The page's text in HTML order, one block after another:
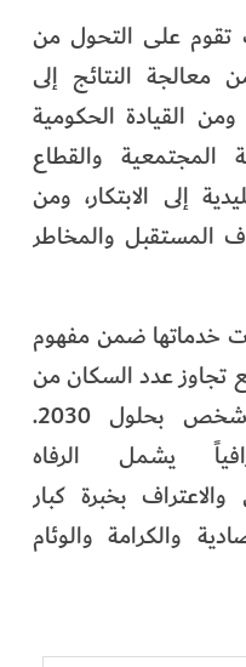
5 توجهات تقوم على التحول من
معالجة النتائج إلى
ومن القيادة الحكومية
المجتمعية والقطاع
إلى الابتكار، ومن
المستقبل والمخاطر
خدماتها ضمن مفهوم
تجاوز عدد السكان من
60 عاماً فأكثر 22 ألف شخص بحلول 2030.
يشمل الرفاه
بخبرة كبار
والكرامة والوئام